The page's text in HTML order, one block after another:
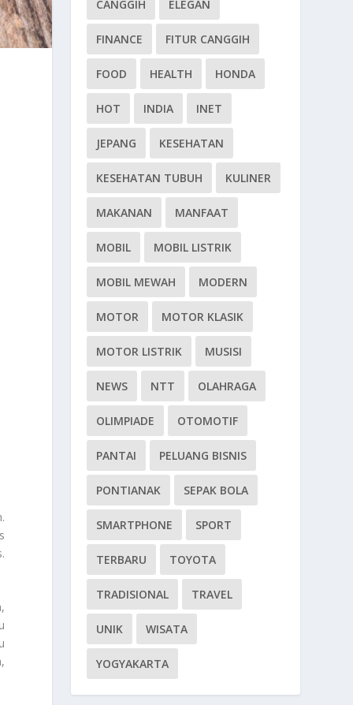
CANGGIH ELEGAN
FINANCE FITUR CANGGIH
FOOD HEALTH HONDA
HOT INDIA INET
JEPANG KESEHATAN
KESEHATAN TUBUH KULINER
MAKANAN MANFAAT
MOBIL MOBIL LISTRIK
MOBIL MEWAH MODERN
MOTOR MOTOR KLASIK
MOTOR LISTRIK MUSISI
NEWS NTT OLAHRAGA
OLIMPIADE OTOMOTIF
PANTAI PELUANG BISNIS
PONTIANAK SEPAK BOLA
SMARTPHONE SPORT
TERBARU TOYOTA
TRADISIONAL TRAVEL
UNIK WISATA
YOGYAKARTA